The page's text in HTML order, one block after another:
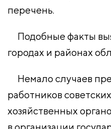
перечень.
Подобные факты
городах и районах
Немало случаев
работников
хозяйственных